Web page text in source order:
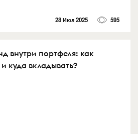
28 Июл 2025 595
внутри портфеля: как
куда вкладывать?